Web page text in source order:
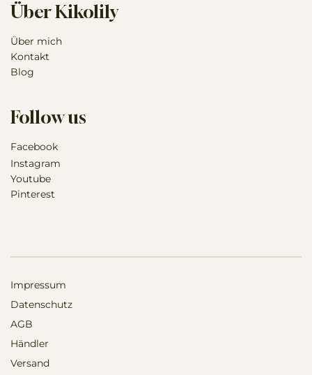
Impressum
Datenschutz
AGB
Händler
Versand
Follow us
Facebook
Instagram
Youtube
Pinterest
Über Kikolily
Über mich
Kontakt
Blog